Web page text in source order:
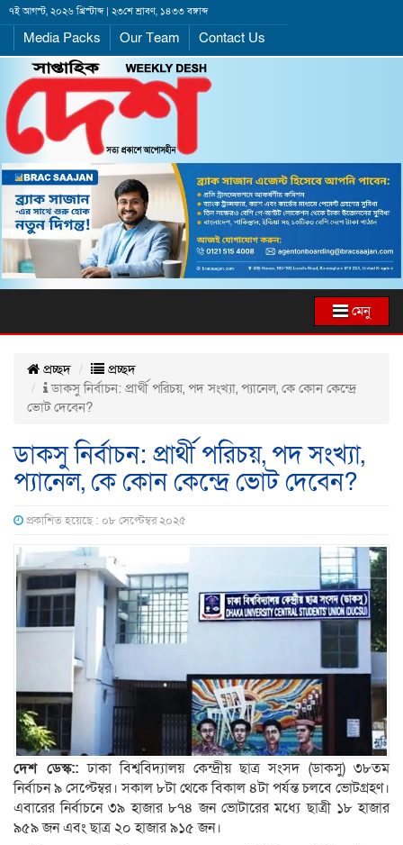
৭ই আগস্ট, ২০২৬ খ্রিস্টাব্দ | ২৩শে শ্রাবণ, ১৪৩৩ বঙ্গাব্দ
Media Packs Our Team Contact Us
মেনু
প্রচ্ছদ
প্রচ্ছদ
ডাকসু নির্বাচন: প্রার্থী পরিচয়, পদ সংখ্যা, প্যানেল, কে কোন কেন্দ্রে
ভোট দেবেন?
ডাকসু নির্বাচন: প্রার্থী পরিচয়, পদ সংখ্যা,
প্যানেল, কে কোন কেন্দ্রে ভোট দেবেন?
প্রকাশিত হয়েছে : ০৮ সেপ্টেম্বর ২০২৫
দেশ ডেস্ক:: ঢাকা বিশ্ববিদ্যালয় কেন্দ্রীয় ছাত্র সংসদ (ডাকসু) ৩৮তম
নির্বাচন ৯ সেপ্টেম্বর। সকাল ৮টা থেকে বিকাল ৪টা পর্যন্ত চলবে ভোটগ্রহণ।
এবারের নির্বাচনে ৩৯ হাজার ৮৭৪ জন ভোটারের মধ্যে ছাত্রী ১৮ হাজার
৯৫৯ জন এবং ছাত্র ২০ হাজার ৯১৫ জন।